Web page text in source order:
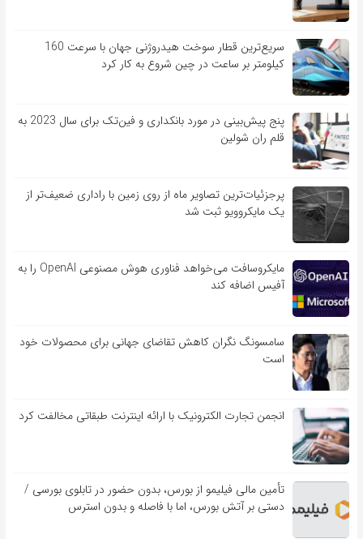
سریع‌ترین قطار سوخت هیدروژنی جهان با سرعت 160
کیلومتر بر ساعت در چین شروع به کار کرد
پنج پیش‌بینی در مورد بانکداری و فین‌تک برای سال 2023 به
قلم ران شولین
پرجزئیات‌ترین تصاویر ماه از روی زمین با راداری ضعیف‌تر از
یک مایکروویو ثبت شد
مایکروسافت می‌خواهد فناوری هوش مصنوعی OpenAI را به
آفیس اضافه کند
سامسونگ نگران کاهش تقاضای جهانی برای محصولات خود
است
انجمن تجارت الکترونیک با ارائه اینترنت طبقاتی مخالفت کرد
تأمین مالی فیلیمو از بورس، بدون حضور در تابلوی بورسی /
دستی بر آتش بورس، اما با فاصله و بدون استرس